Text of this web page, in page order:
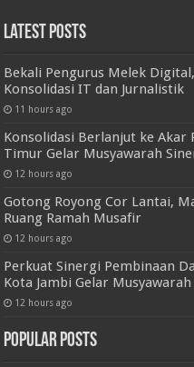
Latest Posts
Bekali Pengurus Melek
Konsolidasi IT dan Jurnalistik
11 hours ago
Konsolidasi Berlanjut ke Akar
Timur Gelar Musyawarah
12 hours ago
Gotong Royong Cor Lantai,
Ruang Ramah Musafir
12 hours ago
Perkuat Sinergi Pembinaan
Kota Jambi Gelar Musyawarah
12 hours ago
Popular Posts